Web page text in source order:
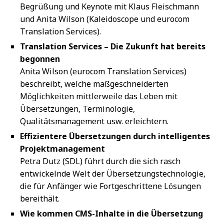
Begrüßung und Keynote mit Klaus Fleischmann
und Anita Wilson (Kaleidoscope und eurocom
Translation Services).
Translation Services – Die Zukunft hat bereits
begonnen
Anita Wilson (eurocom Translation Services)
beschreibt, welche maßgeschneiderten
Möglichkeiten mittlerweile das Leben mit
Übersetzungen, Terminologie,
Qualitätsmanagement usw. erleichtern.
Effizientere Übersetzungen durch intelligentes
Projektmanagement
Petra Dutz (SDL) führt durch die sich rasch
entwickelnde Welt der Übersetzungstechnologie,
die für Anfänger wie Fortgeschrittene Lösungen
bereithält.
Wie kommen CMS-Inhalte in die Übersetzung